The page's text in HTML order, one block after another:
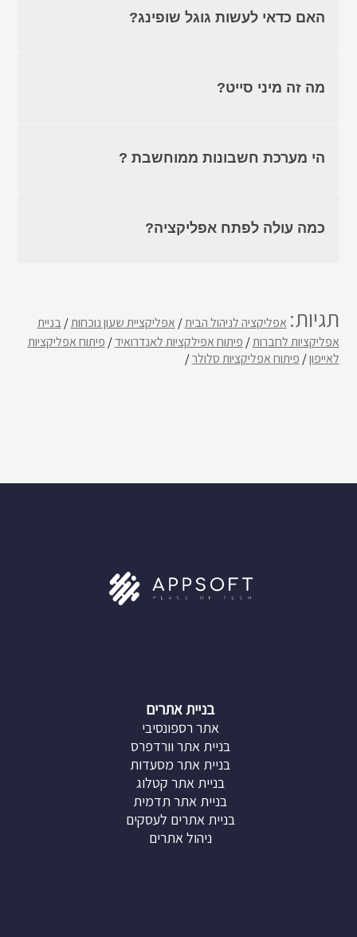
האם כדאי לעשות גוגל שופינג?
מה זה מיני סייט?
הי מערכת חשבונות ממוחשבת ?
כמה עולה לפתח אפליקציה?
תגיות: אפליקציה לניהול הבית/ אפליקציית שעון נוכחות/ בניית
אפליקציות לחברות/ פיתוח אפילקציות לאנדרואיד/ פיתוח אפליקציות
לאייפון/ פיתוח אפליקציות סלולר/
בניית אתרים
אתר רספונסיבי
בניית אתר וורדפרס
בניית אתר מסעדות
בניית אתר קטלוג
בניית אתר תדמית
בניית אתרים לעסקים
ניהול אתרים